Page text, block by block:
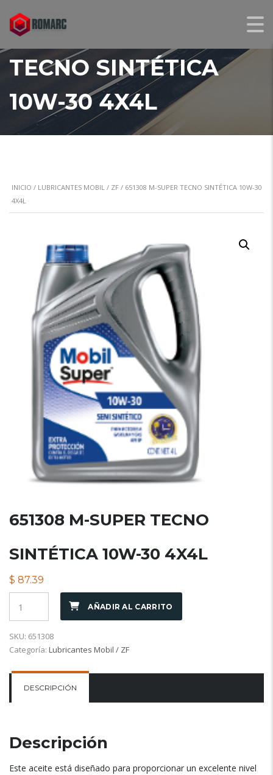
651308 M-SUPER
TECNO SINTÉTICA
10W-30 4X4L
INICIO / LUBRICANTES MOBIL / ZF / 651308 M-SUPER TECNO SINTÉTICA 10W-30
4X4L
651308 M-SUPER TECNO
SINTÉTICA 10W-30 4X4L
$ 87.39
AÑADIR AL CARRITO
SKU: 651308
Categoría: Lubricantes Mobil / ZF
DESCRIPCIÓN
Descripción
Este aceite está diseñado para proporcionar un excelente nivel